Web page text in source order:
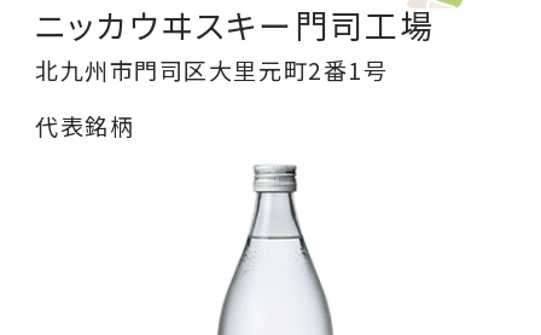
ニッカウヰスキー門司工場
北九州市門司区大里元町2番1号
代表銘柄